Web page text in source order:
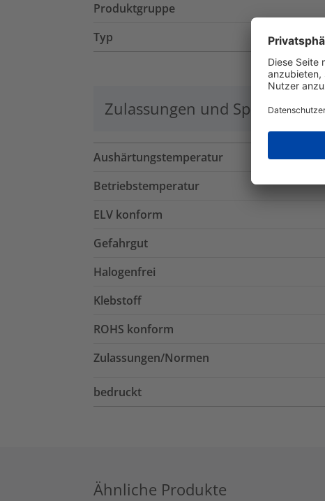
Produktgruppe
Typ
Zulassungen und
Aushärtungstemperatur
Betriebstemperatur
ELV konform
Gefahrgut
Halogenfrei
Klebstoff
ROHS konform
Zulassungen/Normen
bedruckt
Ähnliche Produkte